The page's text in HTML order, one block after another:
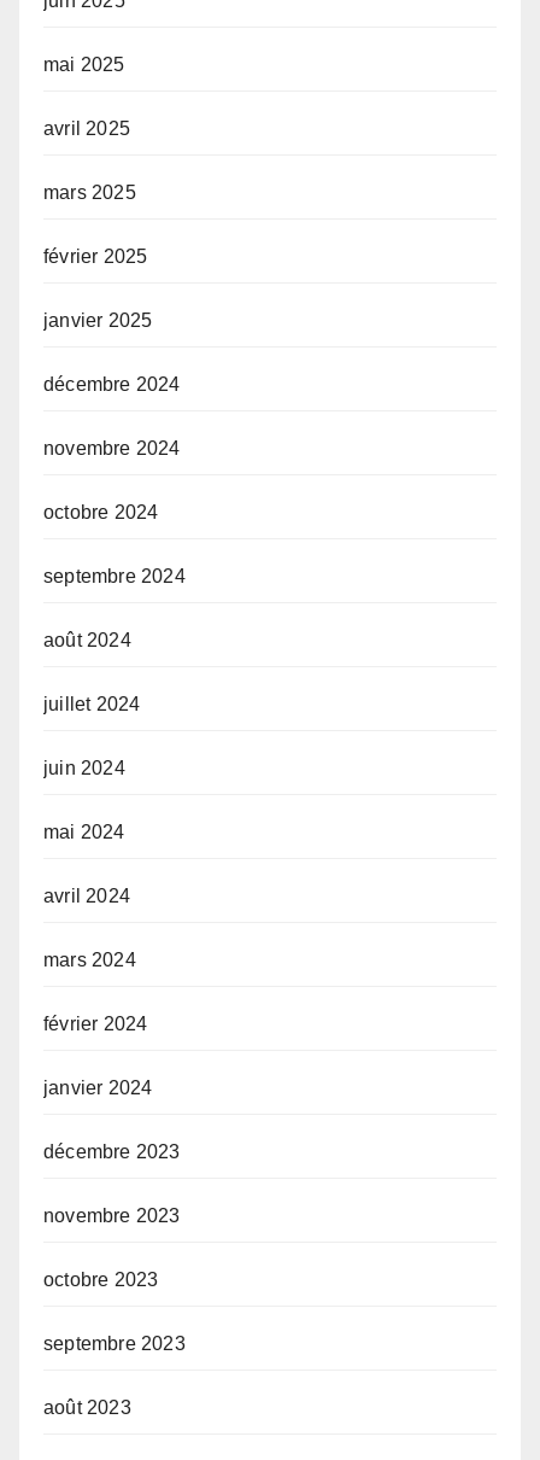
mai 2025
avril 2025
mars 2025
février 2025
janvier 2025
décembre 2024
novembre 2024
octobre 2024
septembre 2024
août 2024
juillet 2024
juin 2024
mai 2024
avril 2024
mars 2024
février 2024
janvier 2024
décembre 2023
novembre 2023
octobre 2023
septembre 2023
août 2023